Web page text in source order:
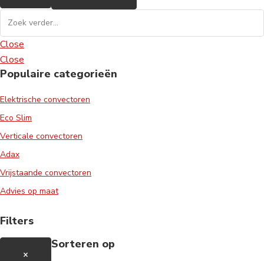
Close
Close
Populaire categorieën
Elektrische convectoren
Eco Slim
Verticale convectoren
Adax
Vrijstaande convectoren
Advies op maat
Filters
×
Sorteren op